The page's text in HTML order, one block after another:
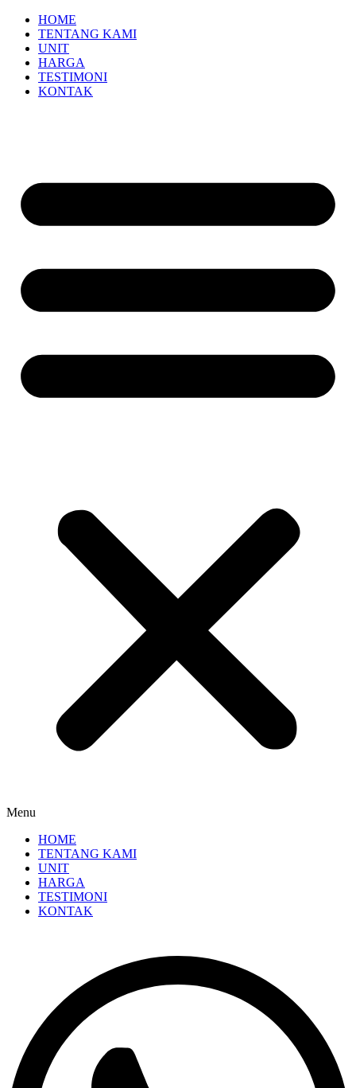
HOME
TENTANG KAMI
UNIT
HARGA
TESTIMONI
KONTAK
Menu
HOME
TENTANG KAMI
UNIT
HARGA
TESTIMONI
KONTAK